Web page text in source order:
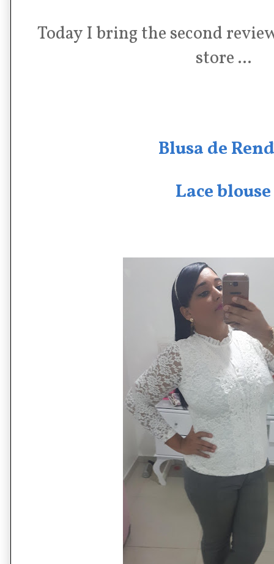
Today I bring the second
store ...
Blusa de
Lace blouse